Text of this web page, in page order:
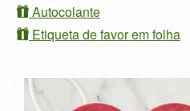
Autocolante
Etiqueta de favor em folha